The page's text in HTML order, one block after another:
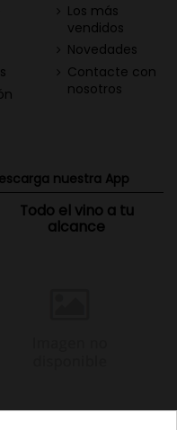
Los más
vendidos
Novedades
Contacte con
nosotros
nuestra App
Todo el vino a tu
alcance